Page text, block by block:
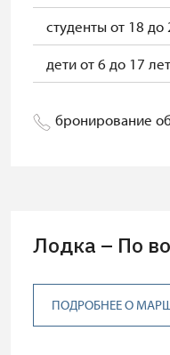
студенты от 18 до
дети от 6 до 17 лет
бронирование
Лодка – По
ПОДРОБНЕЕ О